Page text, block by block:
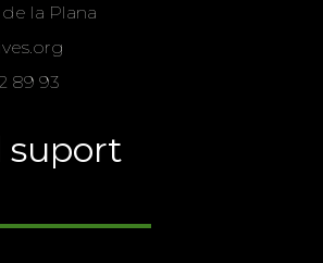
la Plana
89 93
suport